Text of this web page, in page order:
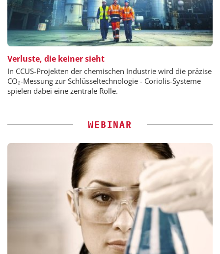
Verluste, die keiner sieht
In CCUS-Projekten der chemischen Industrie wird die präzise
CO₂-Messung zur Schlüsseltechnologie - Coriolis-Systeme
spielen dabei eine zentrale Rolle.
WEBINAR